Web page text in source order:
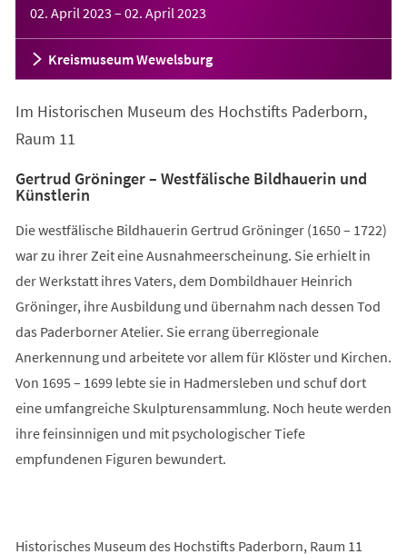
02. April 2023 – 02. April 2023
Kreismuseum Wewelsburg
Im Historischen Museum des Hochstifts Paderborn,
Raum 11
Gertrud Gröninger – Westfälische Bildhauerin und
Künstlerin
Die westfälische Bildhauerin Gertrud Gröninger (1650 – 1722)
war zu ihrer Zeit eine Ausnahmeerscheinung. Sie erhielt in
der Werkstatt ihres Vaters, dem Dombildhauer Heinrich
Gröninger, ihre Ausbildung und übernahm nach dessen Tod
das Paderborner Atelier. Sie errang überregionale
Anerkennung und arbeitete vor allem für Klöster und Kirchen.
Von 1695 – 1699 lebte sie in Hadmersleben und schuf dort
eine umfangreiche Skulpturensammlung. Noch heute werden
ihre feinsinnigen und mit psychologischer Tiefe
empfundenen Figuren bewundert.
Historisches Museum des Hochstifts Paderborn, Raum 11